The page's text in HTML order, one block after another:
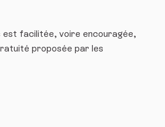
est facilitée, voire encouragée,
proposée par les